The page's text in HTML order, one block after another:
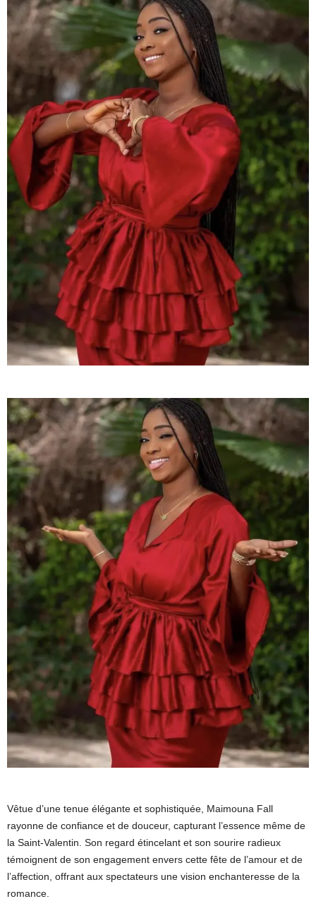
Vêtue d’une tenue élégante et sophistiquée, Maimouna Fall
rayonne de confiance et de douceur, capturant l’essence même de
la Saint-Valentin. Son regard étincelant et son sourire radieux
témoignent de son engagement envers cette fête de l’amour et de
l’affection, offrant aux spectateurs une vision enchanteresse de la
romance.